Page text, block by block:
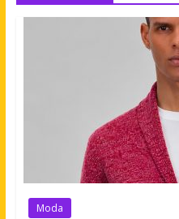
Moda